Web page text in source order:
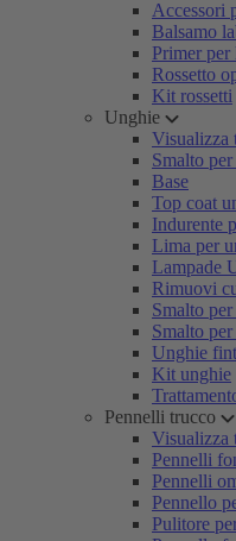
Accessori
Balsamo
Primer per
Rossetto
Kit rossetti
Unghie
Visualizza
Smalto
Base
Top coat
Indurente
Lima per
Lampade
Rimuovi
Smalto
Smalto
Unghie
Kit unghie
Pennelli trucco
Visualizza
Pennelli
Pennelli
Pennello
Pulitore